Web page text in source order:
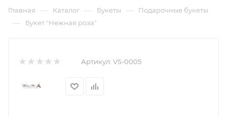
Главная — Каталог — Букеты — Подарочные букеты
— Букет "Нежная роза"
Артикул: VS-0005